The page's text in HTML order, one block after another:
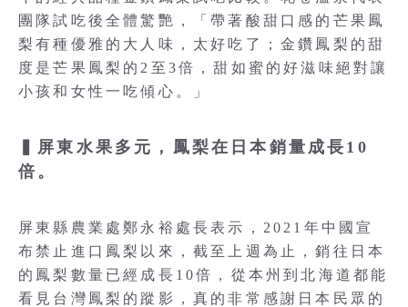
團隊試吃後全體驚艷，「帶著酸甜口感的芒果鳳
梨有種優雅的大人味，太好吃了；金鑽鳳梨的甜
度是芒果鳳梨的2至3倍，甜如蜜的好滋味絕對讓
小孩和女性一吃傾心。」
▍屏東水果多元，鳳梨在日本銷量成長10
倍。
屏東縣農業處鄭永裕處長表示，2021年中國宣
布禁止進口鳳梨以來，截至上週為止，銷往日本
的鳳梨數量已經成長10倍，從本州到北海道都能
看見台灣鳳梨的蹤影，真的非常感謝日本民眾的